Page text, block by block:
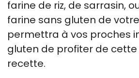
farine de riz, de sarrasin,
farine sans gluten de
permettra à vos proches
gluten de profiter de cette
recette.